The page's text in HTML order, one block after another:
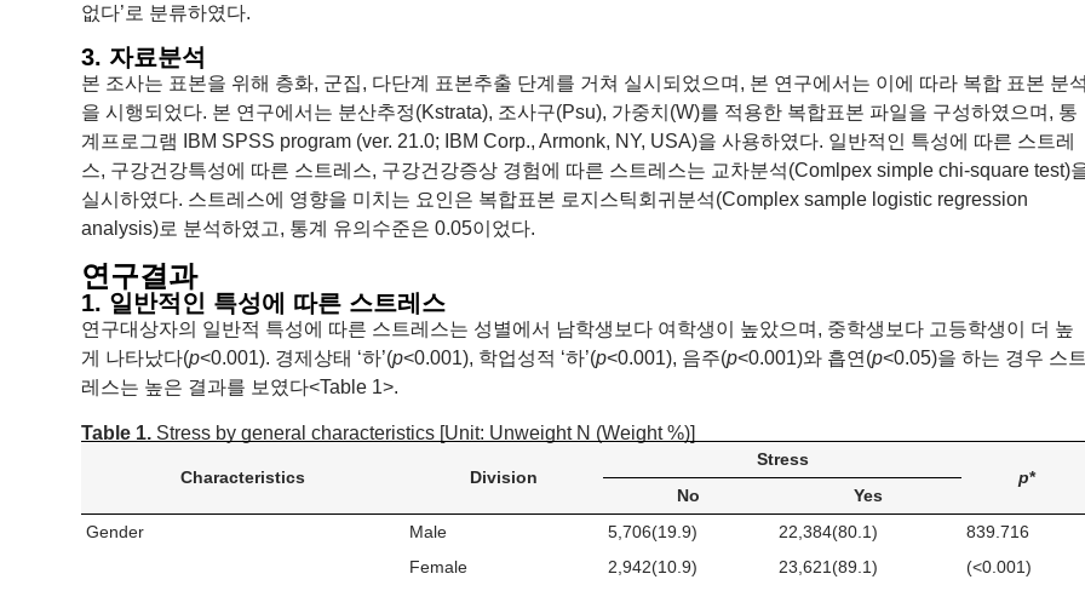
없다’로 분류하였다.
3. 자료분석
본 조사는 표본을 위해 층화, 군집, 다단계 표본추출 단계를 거쳐 실시되었으며, 본 연구에서는 이에 따라 복합 표본 분석
을 시행되었다. 본 연구에서는 분산추정(Kstrata), 조사구(Psu), 가중치(W)를 적용한 복합표본 파일을 구성하였으며, 통
계프로그램 IBM SPSS program (ver. 21.0; IBM Corp., Armonk, NY, USA)을 사용하였다. 일반적인 특성에 따른 스트레
스, 구강건강특성에 따른 스트레스, 구강건강증상 경험에 따른 스트레스는 교차분석(Comlpex simple chi-square test)
실시하였다. 스트레스에 영향을 미치는 요인은 복합표본 로지스틱회귀분석(Complex sample logistic regression
analysis)로 분석하였고, 통계 유의수준은 0.05이었다.
연구결과
1. 일반적인 특성에 따른 스트레스
연구대상자의 일반적 특성에 따른 스트레스는 성별에서 남학생보다 여학생이 높았으며, 중학생보다 고등학생이 더 높
게 나타났다(p<0.001). 경제상태 ‘하’(p<0.001), 학업성적 ‘하’(p<0.001), 음주(p<0.001)와 흡연(p<0.05)을 하는 경우 스트
레스는 높은 결과를 보였다<Table 1>.
Table 1. Stress by general characteristics [Unit: Unweight N (Weight %)]
Characteristics Division
Stress
p*
No
Yes
Gender
Male 5,706(19.9) 22,384(80.1)
839.716
Female
2,942(10.9) 23,621(89.1)
(<0.001)